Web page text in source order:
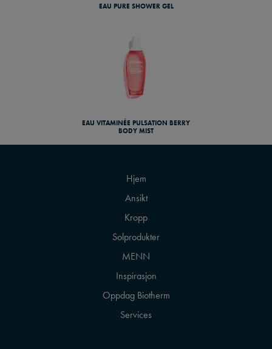
EAU PURE SHOWER GEL
EAU VITAMINÉE PULSATION BERRY
BODY MIST
Hjem
Ansikt
Kropp
Solprodukter
MENN
Inspirasjon
Oppdag Biotherm
Services